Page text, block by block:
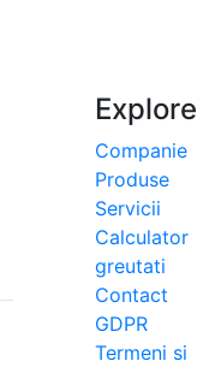
Explore
Companie
Produse
Servicii
Calculator
greutati
Contact
GDPR
Termeni si